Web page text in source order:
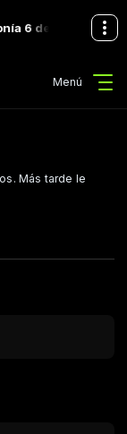
6 de Agosto 2026
Menú
Más tarde le